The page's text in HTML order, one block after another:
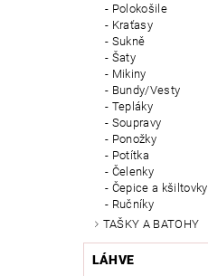
Polokošile
Kraťasy
Sukně
Šaty
Mikiny
Bundy/Vesty
Tepláky
Soupravy
Ponožky
Potítka
Čelenky
Čepice a kšiltovky
Ručníky
TAŠKY A BATOHY
LÁHVE